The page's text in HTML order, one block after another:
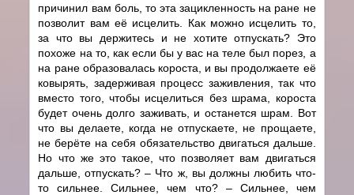
причинил вам боль, то эта зацикленность на ране не
позволит вам её исцелить. Как можно исцелить то,
за что вы держитесь и не хотите отпускать? Это
похоже на то, как если бы у вас на теле был порез, а
на ране образовалась короста, и вы продолжаете её
ковырять, задерживая процесс заживления, так что
вместо того, чтобы исцелиться без шрама, короста
будет очень долго заживать, и останется шрам. Вот
что вы делаете, когда не отпускаете, не прощаете,
не берёте на себя обязательство двигаться дальше.
Но что же это такое, что позволяет вам двигаться
дальше, отпускать? – Что ж, вы должны любить что-
то сильнее. Сильнее, чем что? – Сильнее, чем